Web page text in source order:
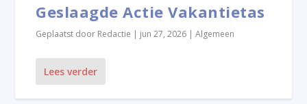
Geslaagde Actie Vakantietas
Geplaatst door Redactie | jun 27, 2026 |Algemeen
Lees verder